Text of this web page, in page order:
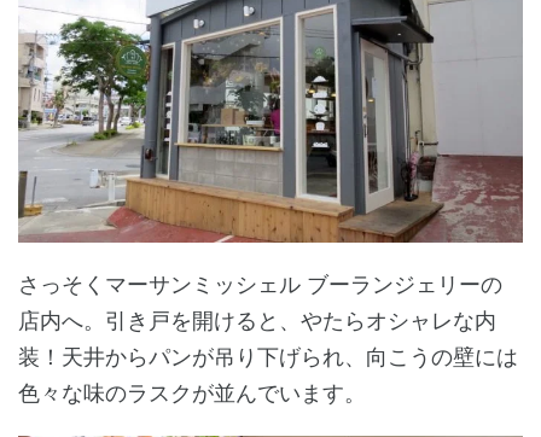
さっそくマーサンミッシェル ブーランジェリーの
店内へ。引き戸を開けると、やたらオシャレな内
装！天井からパンが吊り下げられ、向こうの壁には
色々な味のラスクが並んでいます。